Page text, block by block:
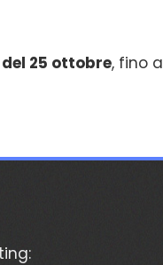
del 25 ottobre, fino a